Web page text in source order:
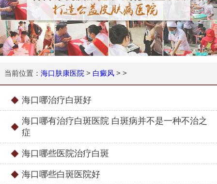
当前位置： 海口肤康医院 > 白癜风> >
海口哪治疗白斑好
海口哪有治疗白斑医院 白斑病并不是一种不治之
症
海口哪些医院治疗白斑
海口哪些白斑医院好